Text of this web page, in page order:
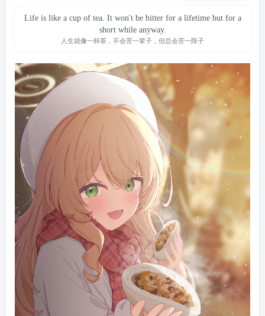
Life is like a cup of tea. It won't be bitter for a lifetime but for a
short while anyway.
人生就像一杯茶，不会苦一辈子，但总会苦一阵子